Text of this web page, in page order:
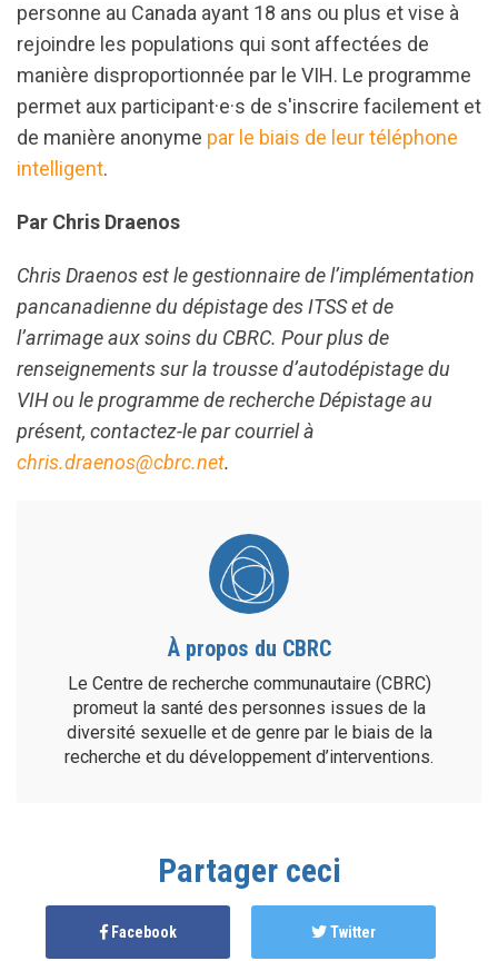
personne au Canada ayant 18 ans ou plus et vise à
rejoindre les populations qui sont affectées de
manière disproportionnée par le VIH. Le programme
permet aux participant·e·s de s'inscrire facilement et
de manière anonyme par le biais de leur téléphone
intelligent.
Par Chris Draenos
Chris Draenos est le gestionnaire de l’implémentation
pancanadienne du dépistage des ITSS et de
l’arrimage aux soins du CBRC. Pour plus de
renseignements sur la trousse d’autodépistage du
VIH ou le programme de recherche Dépistage au
présent, contactez-le par courriel à
chris.draenos@cbrc.net.
À propos du CBRC
Le Centre de recherche communautaire (CBRC)
promeut la santé des personnes issues de la
diversité sexuelle et de genre par le biais de la
recherche et du développement d’interventions.
Partager ceci
Facebook Twitter